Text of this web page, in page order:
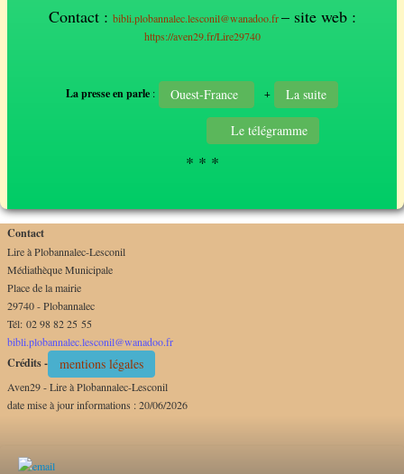
Contact : bibli.plobannalec.lesconil@wanadoo.fr– site web :
https://aven29.fr/Lire29740
La presse en parle : Ouest-France + La suite
Le télégramme
* * *
Contact
Lire à Plobannalec-Lesconil
Médiathèque Municipale
Place de la mairie
29740 - Plobannalec
Tél: 02 98 82 25 55
bibli.plobannalec.lesconil@wanadoo.fr
Crédits - mentions légales
Aven29 - Lire à Plobannalec-Lesconil
date mise à jour informations : 20/06/2026